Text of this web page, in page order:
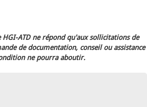
HGI-ATD ne répond qu'aux sollicitations de
de documentation, conseil ou assistance
ne pourra aboutir.